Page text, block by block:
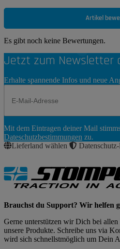
Artikel
Es gibt noch keine Bewertungen.
Jetzt zum Newsletter
Erhalte spannende Infos und neue
Abonnieren
Mit dem Eintragen deiner Mail
Dateschutzbestimmungen zu.
Lieferland wählen
Brauchst du Support? Wir helfen
Gerne unterstützen wir Dich bei
unsere Produkte. Schreibe uns via
wird sich schnellstmöglich um Dein